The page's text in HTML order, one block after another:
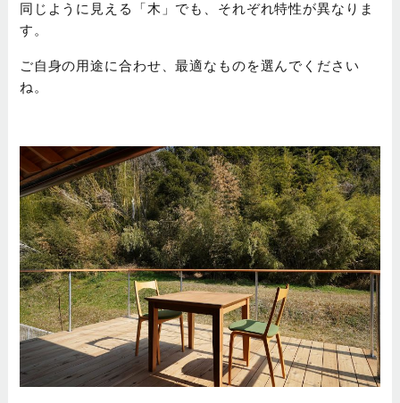
同じように見える「木」でも、それぞれ特性が異なりま
す。
ご自身の用途に合わせ、最適なものを選んでください
ね。